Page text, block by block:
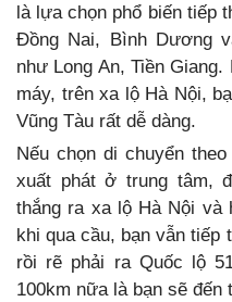
là lựa chọn phổ biến tiếp
Đồng Nai, Bình Dương
như Long An, Tiền
máy, trên xa lộ Hà Nội,
Vũng Tàu rất dễ dàng.
Nếu chọn di chuyển
xuất phát ở trung tâm,
thắng ra xa lộ Hà Nội và
khi qua cầu, bạn vẫn tiếp
rồi rẽ phải ra Quốc lộ
100km nữa là bạn sẽ đến